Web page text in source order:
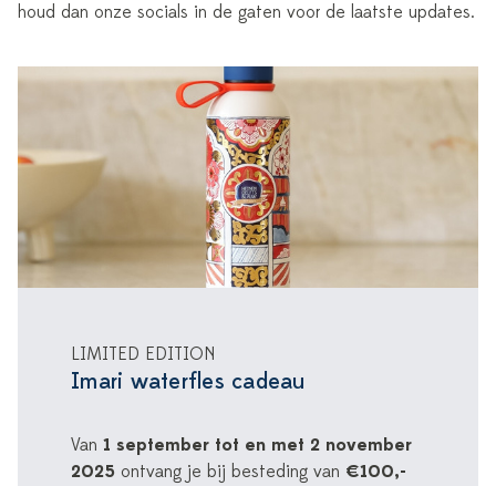
houd dan onze socials in de gaten voor de laatste updates.
LIMITED EDITION
Imari waterfles cadeau
Van 1 september tot en met 2 november
2025 ontvang je bij besteding van €100,-